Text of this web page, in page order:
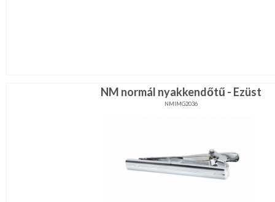
NM normál nyakkendőtű - Ezüst
NMIMG2036